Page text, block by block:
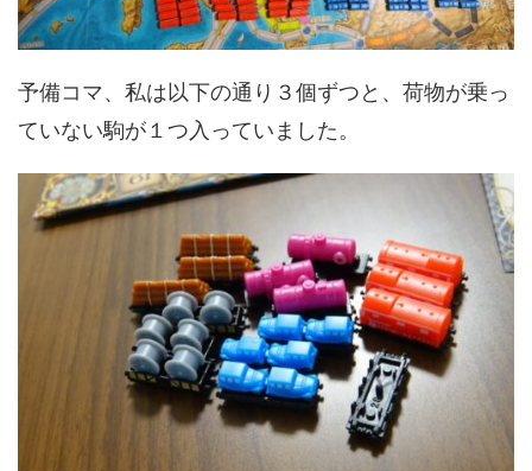
予備コマ、私は以下の通り３個ずつと、荷物が乗っ
ていない駒が１つ入っていました。